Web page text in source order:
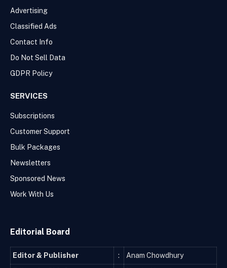
Advertising
Classified Ads
Contact Info
Do Not Sell Data
GDPR Policy
SERVICES
Subscriptions
Customer Support
Bulk Packages
Newsletters
Sponsored News
Work With Us
Editorial Board
Editor & Publisher : Anam Chowdhury